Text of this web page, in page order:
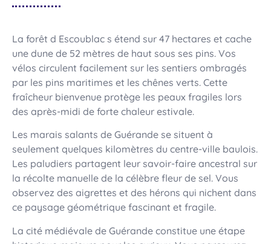
La forêt d Escoublac s étend sur 47 hectares et cache
une dune de 52 mètres de haut sous ses pins. Vos
vélos circulent facilement sur les sentiers ombragés
par les pins maritimes et les chênes verts. Cette
fraîcheur bienvenue protège les peaux fragiles lors
des après-midi de forte chaleur estivale.
Les marais salants de Guérande se situent à
seulement quelques kilomètres du centre-ville baulois.
Les paludiers partagent leur savoir-faire ancestral sur
la récolte manuelle de la célèbre fleur de sel. Vous
observez des aigrettes et des hérons qui nichent dans
ce paysage géométrique fascinant et fragile.
La cité médiévale de Guérande constitue une étape